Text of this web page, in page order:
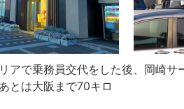
アで乗務員交代をした後、岡崎サ
とは大阪まで70キロ